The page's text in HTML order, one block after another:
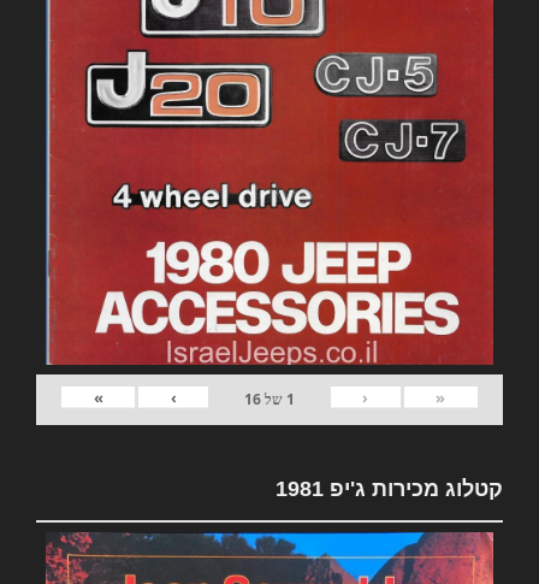
«
‹
1 של16
›
»
קטלוג מכירות ג'יפ 1981